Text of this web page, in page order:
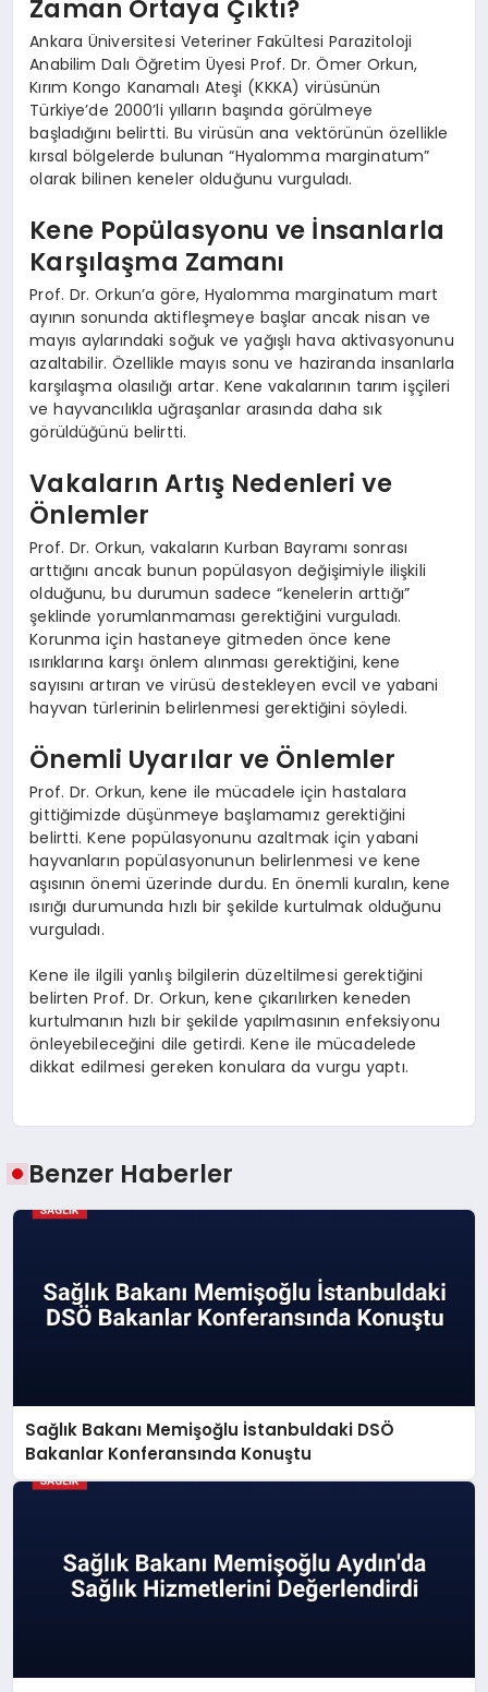
Zaman Ortaya Çıktı?
Ankara Üniversitesi Veteriner Fakültesi Parazitoloji
Anabilim Dalı Öğretim Üyesi Prof. Dr. Ömer Orkun,
Kırım Kongo Kanamalı Ateşi (KKKA) virüsünün
Türkiye’de 2000’li yılların başında görülmeye
başladığını belirtti. Bu virüsün ana vektörünün özellikle
kırsal bölgelerde bulunan “Hyalomma marginatum”
olarak bilinen keneler olduğunu vurguladı.
Kene Popülasyonu ve İnsanlarla
Karşılaşma Zamanı
Prof. Dr. Orkun’a göre, Hyalomma marginatum mart
ayının sonunda aktifleşmeye başlar ancak nisan ve
mayıs aylarındaki soğuk ve yağışlı hava aktivasyonunu
azaltabilir. Özellikle mayıs sonu ve haziranda insanlarla
karşılaşma olasılığı artar. Kene vakalarının tarım işçileri
ve hayvancılıkla uğraşanlar arasında daha sık
görüldüğünü belirtti.
Vakaların Artış Nedenleri ve
Önlemler
Prof. Dr. Orkun, vakaların Kurban Bayramı sonrası
arttığını ancak bunun popülasyon değişimiyle ilişkili
olduğunu, bu durumun sadece “kenelerin arttığı”
şeklinde yorumlanmaması gerektiğini vurguladı.
Korunma için hastaneye gitmeden önce kene
ısırıklarına karşı önlem alınması gerektiğini, kene
sayısını artıran ve virüsü destekleyen evcil ve yabani
hayvan türlerinin belirlenmesi gerektiğini söyledi.
Önemli Uyarılar ve Önlemler
Prof. Dr. Orkun, kene ile mücadele için hastalara
gittiğimizde düşünmeye başlamamız gerektiğini
belirtti. Kene popülasyonunu azaltmak için yabani
hayvanların popülasyonunun belirlenmesi ve kene
aşısının önemi üzerinde durdu. En önemli kuralın, kene
ısırığı durumunda hızlı bir şekilde kurtulmak olduğunu
vurguladı.
Kene ile ilgili yanlış bilgilerin düzeltilmesi gerektiğini
belirten Prof. Dr. Orkun, kene çıkarılırken keneden
kurtulmanın hızlı bir şekilde yapılmasının enfeksiyonu
önleyebileceğini dile getirdi. Kene ile mücadelede
dikkat edilmesi gereken konulara da vurgu yaptı.
Benzer Haberler
Sağlık Bakanı Memişoğlu İstanbuldaki DSÖ
Bakanlar Konferansında Konuştu